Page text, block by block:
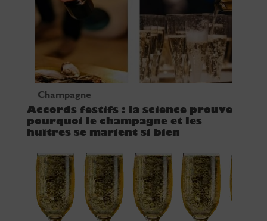
Champagne
Accords festifs : la science prouve
pourquoi le champagne et les
huîtres se marient si bien